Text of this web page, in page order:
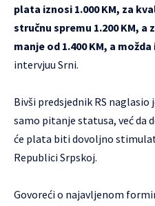
plata iznosi 1.000 KM, za
stručnu spremu 1.200 KM,
manje od 1.400 KM, a možda
intervjuu Srni.
Bivši predsjednik RS naglasio
samo pitanje statusa, već da
će plata biti dovoljno
Republici Srpskoj.
Govoreći o najavljenom